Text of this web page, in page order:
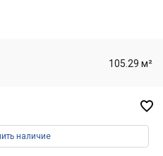
105.29 м²

наличие